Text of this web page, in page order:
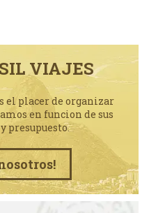
VIAJES
el placer de organizar
en funcion de sus
presupuesto.